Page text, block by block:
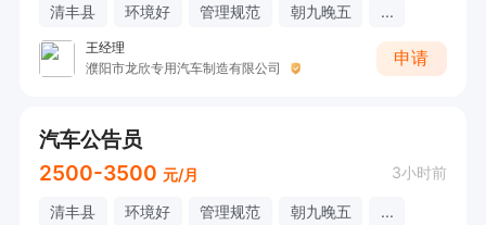
清丰县 环境好 管理规范 朝九晚五 ...
王经理
濮阳市龙欣专用汽车制造有限公司
申请
汽车公告员
2500-3500 元/月 3小时前
清丰县 环境好 管理规范 朝九晚五 ...